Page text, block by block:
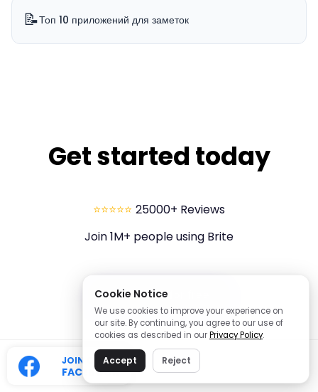
JOIN OUR
FACEBOOK
📝Топ 10 приложений для заметок
Get started today
⭐⭐⭐⭐⭐ 25000+ Reviews
Join 1M+ people using Brite
Start Brite for free
Cookie Notice
We use cookies to improve your experience on
our site. By continuing, you agree to our use of
cookies as described in ourPrivacy Policy.
Accept Reject